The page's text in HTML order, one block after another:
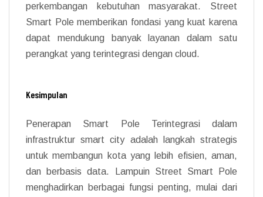
perkembangan kebutuhan masyarakat. Street
Smart Pole memberikan fondasi yang kuat karena
dapat mendukung banyak layanan dalam satu
perangkat yang terintegrasi dengan cloud.
Kesimpulan
Penerapan Smart Pole Terintegrasi dalam
infrastruktur smart city adalah langkah strategis
untuk membangun kota yang lebih efisien, aman,
dan berbasis data. Lampuin Street Smart Pole
menghadirkan berbagai fungsi penting, mulai dari